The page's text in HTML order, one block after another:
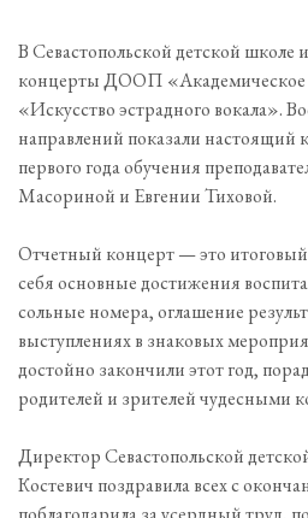
В Севастопольской детской школе
концерты ДООП
«Искусство эстрадного вокала».
направлений показали настоящий
первого года обучения
Масориной и Евгении Тиховой.
Отчетный концерт — это
себя основные достижения
сольные номера, оглашение
выступлениях в знаковых
достойно закончили этот год,
родителей и зрителей чудесными
Директор Севастопольской
Костевич поздравила всех с